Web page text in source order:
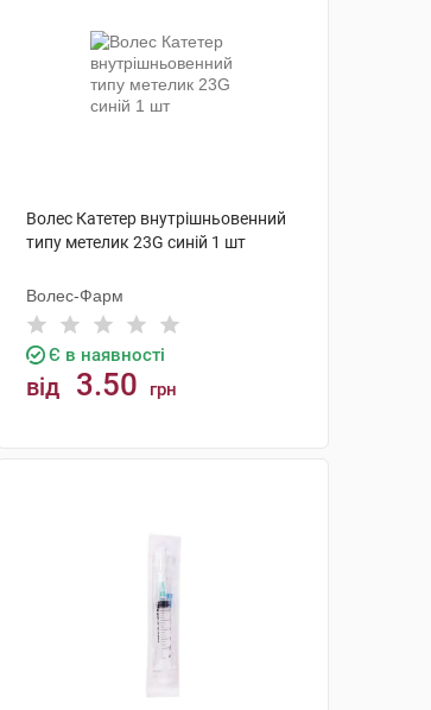
Волес Катетер внутрішньовенний
типу метелик 23G синій 1 шт
Волес-Фарм
Є в наявності
від 3.50 грн